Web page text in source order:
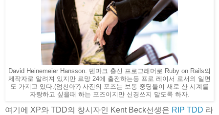
David Heinemeier Hansson. 덴마크 출신 프로그래머로 Ruby on Rails의
제작자로 알려져 있지만 르망 24에 출전하는등 프로 레이서 로서의 일면
도 가지고 있다.(엄친아?) 사진의 포즈는 보통 중딩들이 새로 산 시계를
자랑하고 싶을때 하는 포즈이지만 신경쓰지 말도록 하자.
여기에 XP와 TDD의 창시자인 Kent Beck선생은 RIP TDD 라